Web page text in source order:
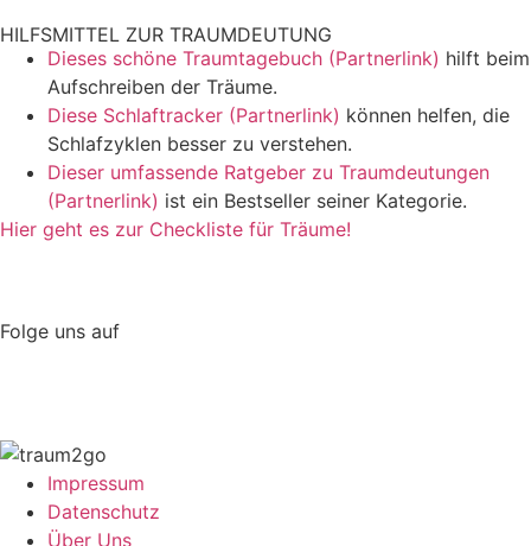
HILFSMITTEL ZUR TRAUMDEUTUNG
Dieses schöne Traumtagebuch (Partnerlink) hilft beim
Aufschreiben der Träume.
Diese Schlaftracker (Partnerlink) können helfen, die
Schlafzyklen besser zu verstehen.
Dieser umfassende Ratgeber zu Traumdeutungen
(Partnerlink) ist ein Bestseller seiner Kategorie.
Hier geht es zur Checkliste für Träume!
Folge uns auf
Impressum
Datenschutz
Über Uns